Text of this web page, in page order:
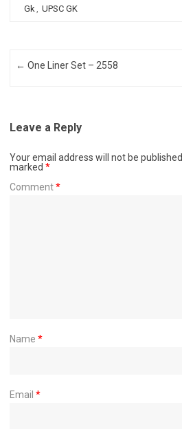
Gk, UPSC GK
Post navigation
← One Liner Set – 2558
Leave a Reply
Your email address will not be published.
marked *
Comment*
Name *
Email *